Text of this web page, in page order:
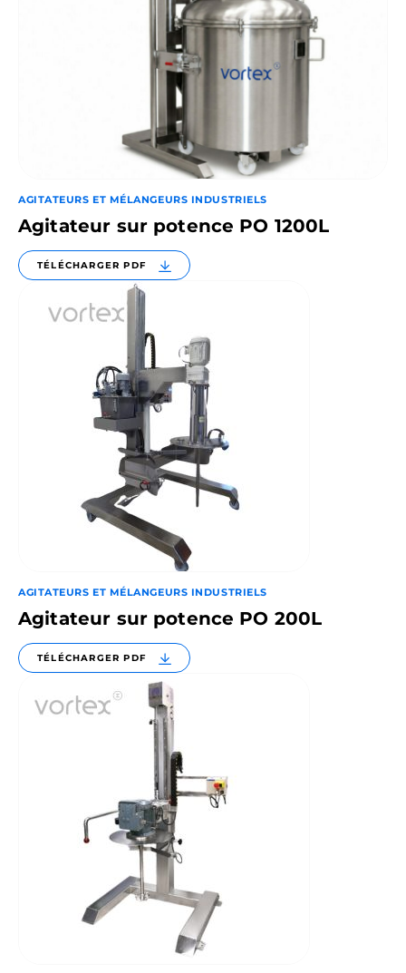
AGITATEURS ET MÉLANGEURS INDUSTRIELS
Agitateur sur potence PO 1200L
TÉLÉCHARGER PDF
AGITATEURS ET MÉLANGEURS INDUSTRIELS
Agitateur sur potence PO 200L
TÉLÉCHARGER PDF